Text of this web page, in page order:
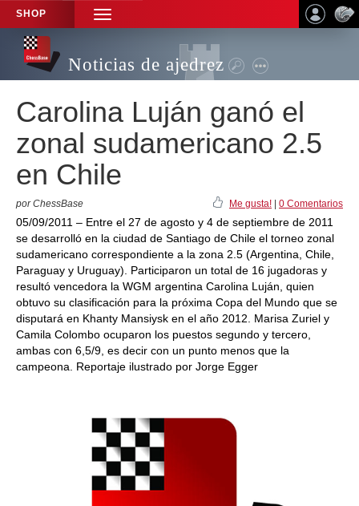
SHOP
TOGGLE
NAVIGATION
Noticias de ajedrez
Carolina Luján ganó el
zonal sudamericano 2.5
en Chile
por ChessBase Me gusta! 0 Comentarios
05/09/2011 – Entre el 27 de agosto y 4 de septiembre de 2011
se desarrolló en la ciudad de Santiago de Chile el torneo zonal
sudamericano correspondiente a la zona 2.5 (Argentina, Chile,
Paraguay y Uruguay). Participaron un total de 16 jugadoras y
resultó vencedora la WGM argentina Carolina Luján, quien
obtuvo su clasificación para la próxima Copa del Mundo que se
disputará en Khanty Mansiysk en el año 2012. Marisa Zuriel y
Camila Colombo ocuparon los puestos segundo y tercero,
ambas con 6,5/9, es decir con un punto menos que la
campeona. Reportaje ilustrado por Jorge Egger